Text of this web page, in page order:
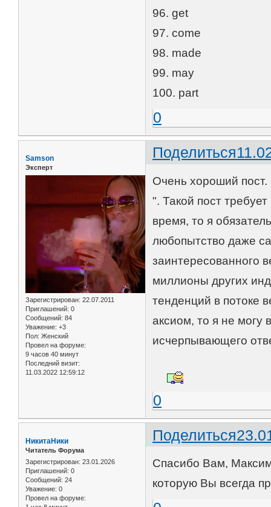
96. get
97. come
98. made
99. may
100. part
0
Поделиться
Samson
Эксперт
Зарегистрирован: 22.07.2011
Приглашений: 0
Сообщений: 84
Уважение: +3
Пол: Женский
Провел на форуме:
9 часов 40 минут
Последний визит:
11.03.2022 12:59:12
Очень хороший пост.
". Такой пост
время, то я
любопытство даже
заинтересованного
миллионы других
тенденций в потоке
аксиом, то я не могу
исчерпывающего
0
Поделиться
НикитаНики
Читатель Форума
Зарегистрирован: 23.01.2026
Приглашений: 0
Сообщений: 24
Уважение: 0
Провел на форуме:
Спасибо Вам,
которую Вы всегда